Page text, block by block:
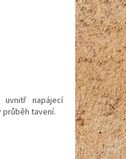
napájecí
tavení.